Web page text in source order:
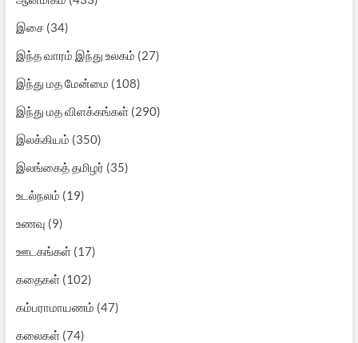
இசை(34)
இந்த வாரம் இந்து உலகம் (27)
இந்து மத மேன்மை (108)
இந்து மத விளக்கங்கள்(290)
இலக்கியம் (350)
இலங்கைத் தமிழர் (35)
உடல்நலம் (19)
உணவு (9)
ஊடகங்கள்(17)
கதைகள்(102)
கம்பராமாயணம் (47)
கலைகள்(74)